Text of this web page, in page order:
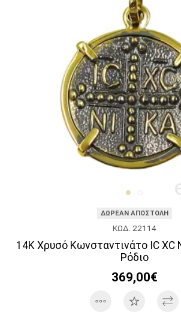
ΔΩΡΕΑΝ ΑΠΟΣΤΟΛΗ
ΚΩΔ. 22114
14Κ Χρυσό Κωνσταντινάτο IC
Ρόδιο
369,00€